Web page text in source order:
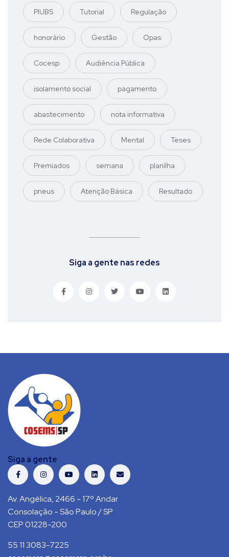
PIUBS Tutorial Regulação
honorário Gestão Opas
Cocesp Audiência Pública
isolamento social pagamento
abastecimento nota informativa
Rede Colaborativa Mental Teses
Premiados semana planilha
pneus Atenção Básica Resultado
Siga a gente nas redes
Siga a gente
Av. Angélica, 2466 - 17º Andar
Consolação - São Paulo / SP
CEP 01228-200
55 11 3083-7225